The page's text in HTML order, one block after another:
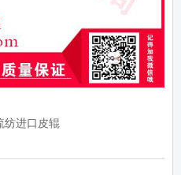
纺进口皮辊